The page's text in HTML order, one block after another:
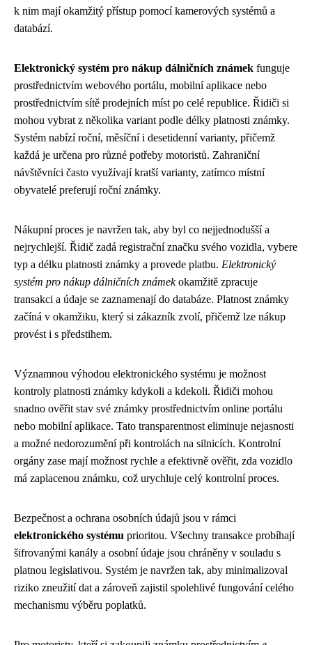
k nim mají okamžitý přístup pomocí kamerových systémů a
databází.
Elektronický systém pro nákup dálničních známek funguje
prostřednictvím webového portálu, mobilní aplikace nebo
prostřednictvím sítě prodejních míst po celé republice. Řidiči si
mohou vybrat z několika variant podle délky platnosti známky.
Systém nabízí roční, měsíční i desetidenní varianty, přičemž
každá je určena pro různé potřeby motoristů. Zahraniční
návštěvníci často využívají kratší varianty, zatímco místní
obyvatelé preferují roční známky.
Nákupní proces je navržen tak, aby byl co nejjednodušší a
nejrychlejší. Řidič zadá registrační značku svého vozidla, vybere
typ a délku platnosti známky a provede platbu. Elektronický
systém pro nákup dálničních známekokamžitě zpracuje
transakci a údaje se zaznamenají do databáze. Platnost známky
začíná v okamžiku, který si zákazník zvolí, přičemž lze nákup
provést i s předstihem.
Významnou výhodou elektronického systému je možnost
kontroly platnosti známky kdykoli a kdekoli. Řidiči mohou
snadno ověřit stav své známky prostřednictvím online portálu
nebo mobilní aplikace. Tato transparentnost eliminuje nejasnosti
a možné nedorozumění při kontrolách na silnicích. Kontrolní
orgány zase mají možnost rychle a efektivně ověřit, zda vozidlo
má zaplacenou známku, což urychluje celý kontrolní proces.
Bezpečnost a ochrana osobních údajů jsou v rámci
elektronického systému prioritou. Všechny transakce probíhají
šifrovanými kanály a osobní údaje jsou chráněny v souladu s
platnou legislativou. Systém je navržen tak, aby minimalizoval
riziko zneužití dat a zároveň zajistil spolehlivé fungování celého
mechanismu výběru poplatků.